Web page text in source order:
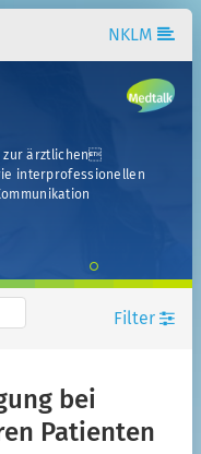
zur ärztlichen
interprofessionellen
NKLM
Filter
bei
Patienten